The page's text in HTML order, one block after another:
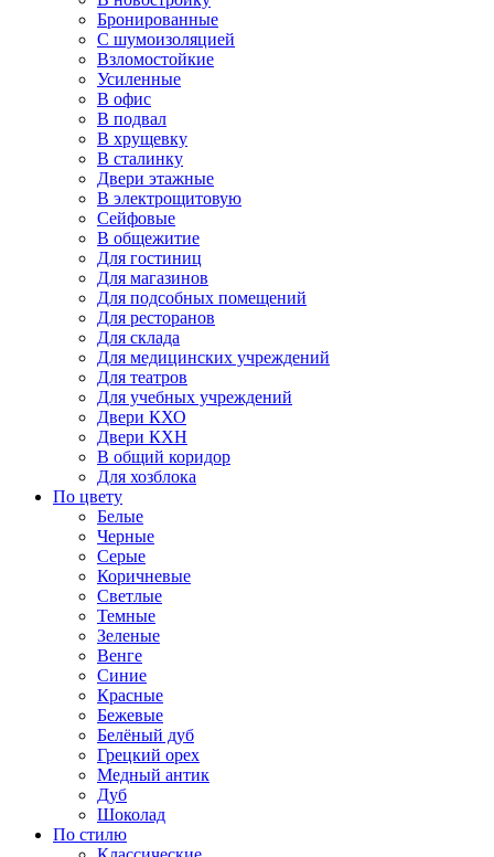
Бронированные
С шумоизоляцией
Взломостойкие
Усиленные
В офис
В подвал
В хрущевку
В сталинку
Двери этажные
В электрощитовую
Сейфовые
В общежитие
Для гостиниц
Для магазинов
Для подсобных помещений
Для ресторанов
Для склада
Для медицинских учреждений
Для театров
Для учебных учреждений
Двери КХО
Двери КХН
В общий коридор
Для хозблока
По цвету
Белые
Черные
Серые
Коричневые
Светлые
Темные
Зеленые
Венге
Синие
Красные
Бежевые
Белёный дуб
Грецкий орех
Медный антик
Дуб
Шоколад
По стилю